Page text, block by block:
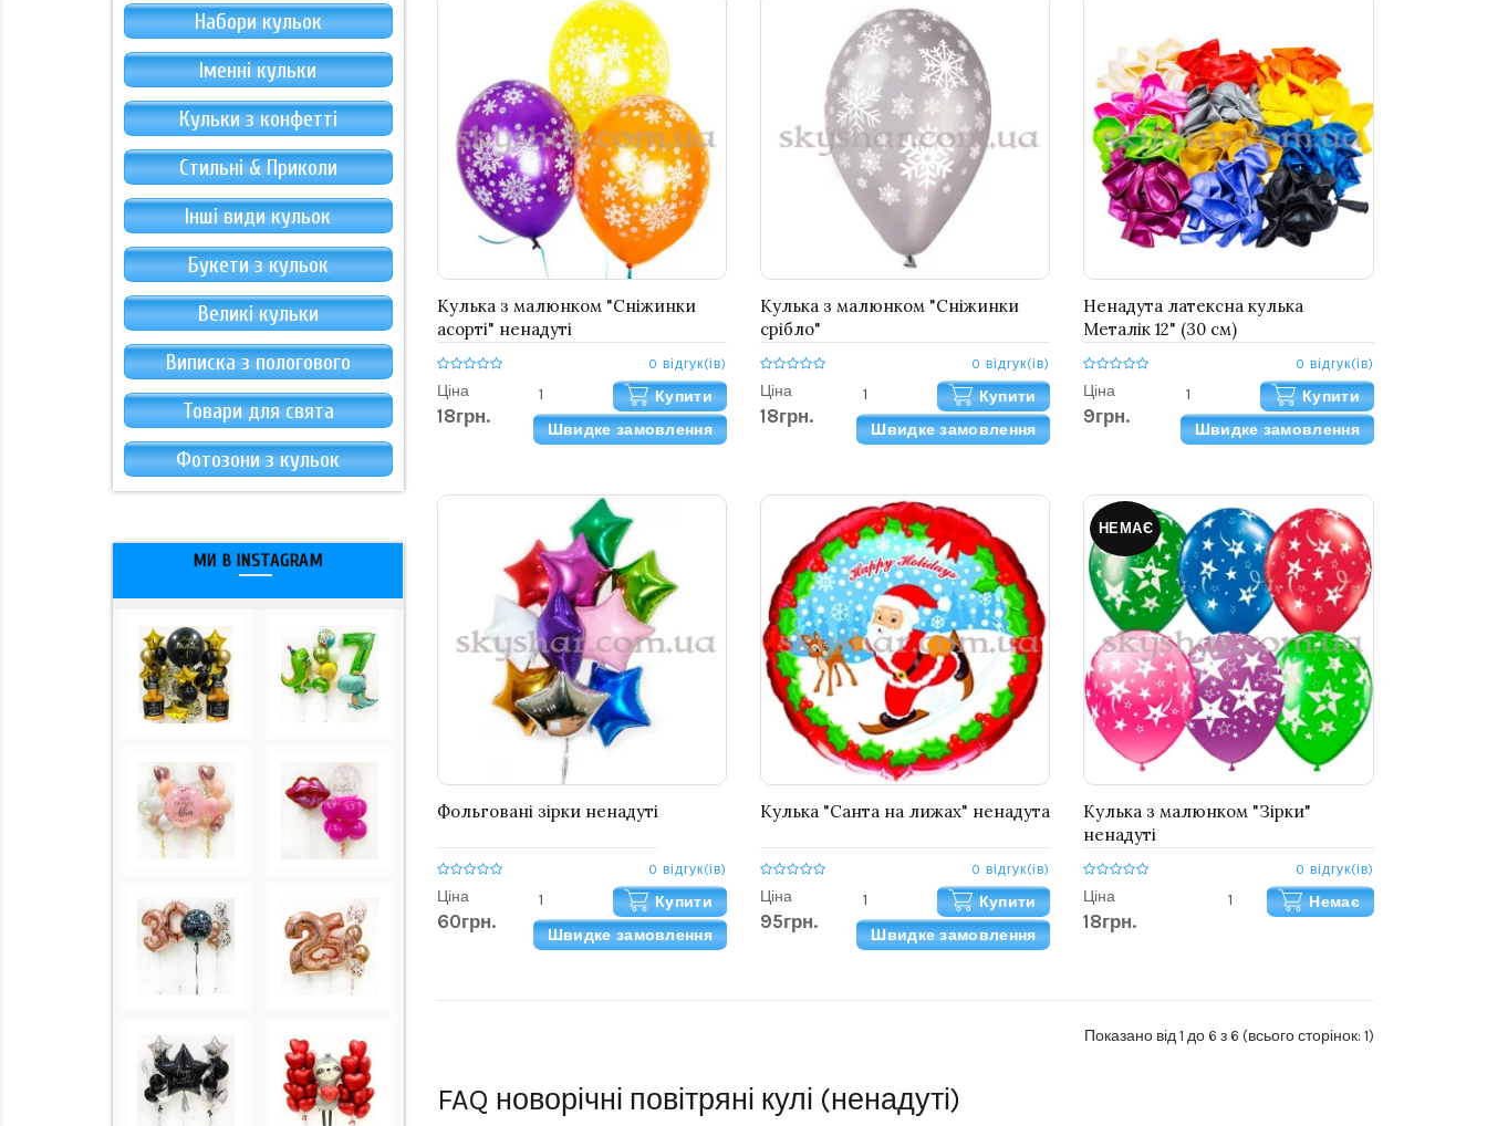
Набори кульок
Іменні кульки
Кульки з конфетті
Стильні & Приколи
Інші види кульок
Букети з кульок
Великі кульки
Виписка з пологового
Товари для свята
Фотозони з кульок
МИ В INSTAGRAM
Кулька з малюнком "Сніжинки
асорті" ненадуті
0 відгук(ів)
Ціна
18грн.
Купити
Швидке замовлення
Кулька з малюнком "Сніжинки
срібло"
0 відгук(ів)
Ціна
18грн.
Купити
Швидке замовлення
Ненадута латексна кулька
Металік 12" (30 см)
0 відгук(ів)
Ціна
9грн.
Купити
Швидке замовлення
Фольговані зірки ненадуті
0 відгук(ів)
Ціна
60грн.
Купити
Швидке замовлення
Кулька "Санта на лижах" ненадута
0 відгук(ів)
Ціна
95грн.
Купити
Швидке замовлення
НЕМАЄ
Кулька з малюнком "Зірки"
ненадуті
0 відгук(ів)
Ціна
18грн.
Немає
Показано від 1 до 6 з 6 (всього сторінок: 1)
FAQ новорічні повітряні кулі (ненадуті)